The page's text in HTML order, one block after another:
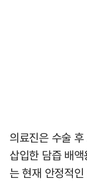
의료진은 수술
삽입한 담즙 배
는 현재 안정적